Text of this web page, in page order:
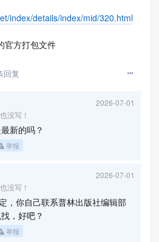
index/details/index/mid/320.html
官方打包文件
回复
2026-07-01
没写！
新的吗？
举报
2026-07-01
没写！
，你自己联系普林出版社编辑部
，好吧？
举报